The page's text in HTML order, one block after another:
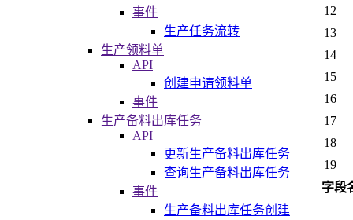
事件
生产任务流转
生产领料单
API
创建申请领料单
事件
生产备料出库任务
API
更新生产备料出库任务
查询生产备料出库任务
事件
生产备料出库任务创建
12
13
14
15
16
17
18
19
字段